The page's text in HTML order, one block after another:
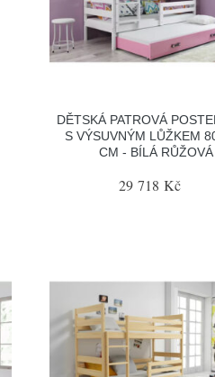
DĚTSKÁ PATROVÁ
S VÝSUVNÝM LŮŽKEM
CM - BÍLÁ RŮŽOVÁ
29 718 Kč